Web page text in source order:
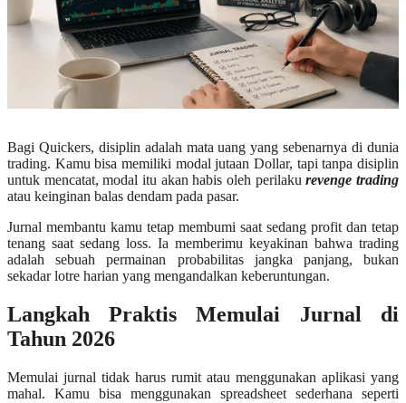
Bagi Quickers, disiplin adalah mata uang yang sebenarnya di dunia
trading. Kamu bisa memiliki modal jutaan Dollar, tapi tanpa disiplin
untuk mencatat, modal itu akan habis oleh perilakurevenge trading
atau keinginan balas dendam pada pasar.
Jurnal membantu kamu tetap membumi saat sedang profit dan tetap
tenang saat sedang loss. Ia memberimu keyakinan bahwa trading
adalah sebuah permainan probabilitas jangka panjang, bukan
sekadar lotre harian yang mengandalkan keberuntungan.
Langkah Praktis Memulai Jurnal di
Tahun 2026
Memulai jurnal tidak harus rumit atau menggunakan aplikasi yang
mahal. Kamu bisa menggunakan spreadsheet sederhana seperti